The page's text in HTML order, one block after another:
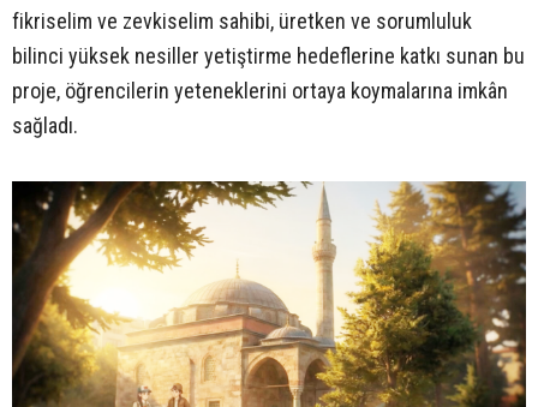
fikriselim ve zevkiselim sahibi, üretken ve sorumluluk
bilinci yüksek nesiller yetiştirme hedeflerine katkı sunan bu
proje, öğrencilerin yeteneklerini ortaya koymalarına imkân
sağladı.